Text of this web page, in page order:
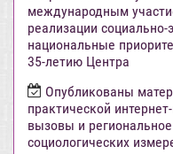
международным
реализации
национальные
35-летию Центра
Опубликованы
практической
вызовы и
социологических